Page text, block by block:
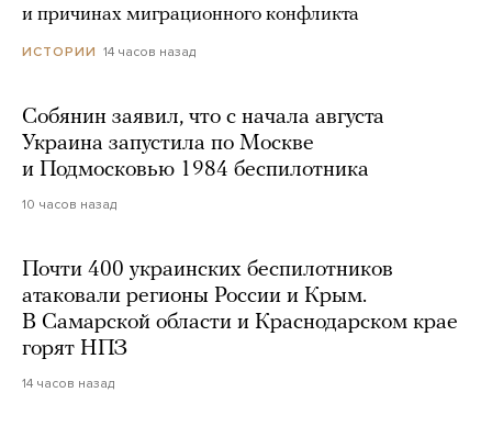
и причинах миграционного конфликта
ИСТОРИИ 14 часов назад
Собянин заявил, что с начала августа
Украина запустила по Москве
и Подмосковью 1984 беспилотника
10 часов назад
Почти 400 украинских беспилотников
атаковали регионы России и Крым.
В Самарской области и Краснодарском крае
горят НПЗ
14 часов назад